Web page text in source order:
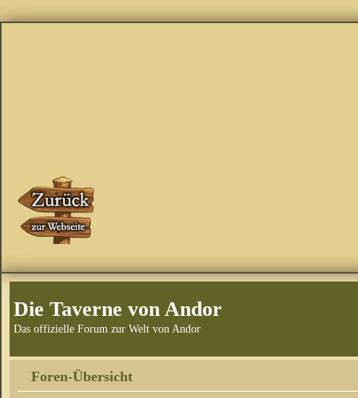
Die Taverne von Andor
Das offizielle Forum zur Welt von Andor
Foren-Übersicht